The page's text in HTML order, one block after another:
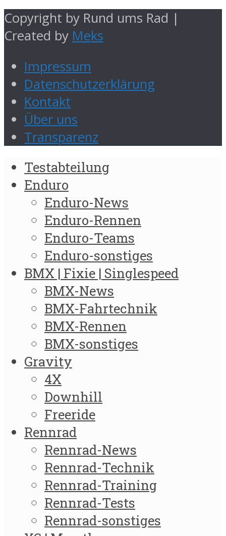
Copyright by Rund ums Rad |
Created by Meks
Impressum
Datenschutzerklärung
Kontakt
Über uns
Transparenz
Testabteilung
Enduro
Enduro-News
Enduro-Rennen
Enduro-Teams
Enduro-sonstiges
BMX | Fixie | Singlespeed
BMX-News
BMX-Fahrtechnik
BMX-Rennen
BMX-sonstiges
Gravity
4X
Downhill
Freeride
Rennrad
Rennrad-News
Rennrad-Technik
Rennrad-Training
Rennrad-Tests
Rennrad-sonstiges